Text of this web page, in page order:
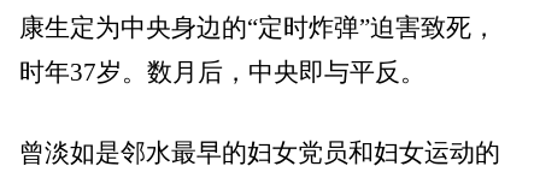
康生定为中央身边的“定时炸弹”迫害致死，
时年37岁。数月后，中央即与平反。
曾淡如是邻水最早的妇女党员和妇女运动的